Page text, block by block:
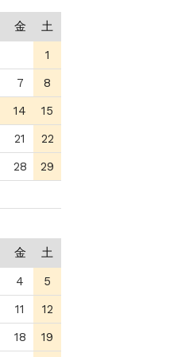
金
土
1
7
8
14
15
21
22
28
29
金
土
4
5
11
12
18
19